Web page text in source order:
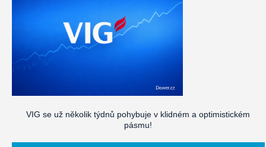
VIG se už několik týdnů pohybuje v klidném a optimistickém
pásmu!